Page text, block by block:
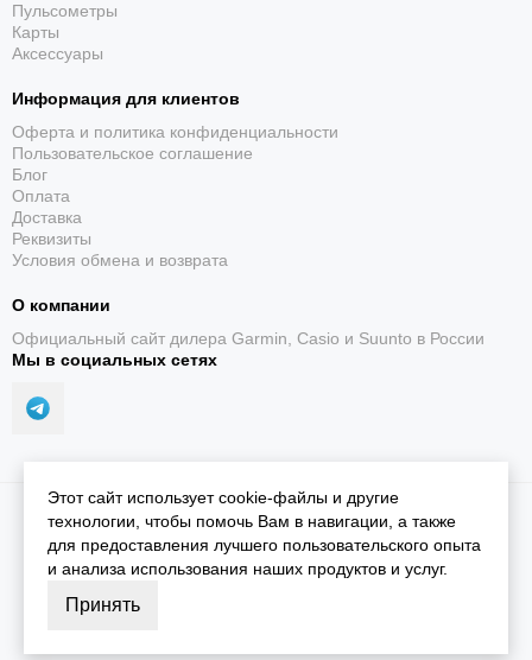
Пульсометры
Карты
Аксессуары
Информация для клиентов
Оферта и политика конфиденциальности
Пользовательское соглашение
Блог
Оплата
Доставка
Реквизиты
Условия обмена и возврата
О компании
Официальный сайт дилера Garmin, Casio и Suunto в России
Мы в социальных сетях
2026 © iGarmin.Карта сайта
Этот сайт использует cookie-файлы и другие
технологии, чтобы помочь Вам в навигации, а также
для предоставления лучшего пользовательского опыта
и анализа использования наших продуктов и услуг.
Принять